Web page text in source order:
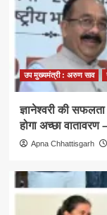
उप मुख्यमंत्री : अरुण साव
ज्ञानेश्वरी की
होगा अच्छा
Apna Chhattisgarh